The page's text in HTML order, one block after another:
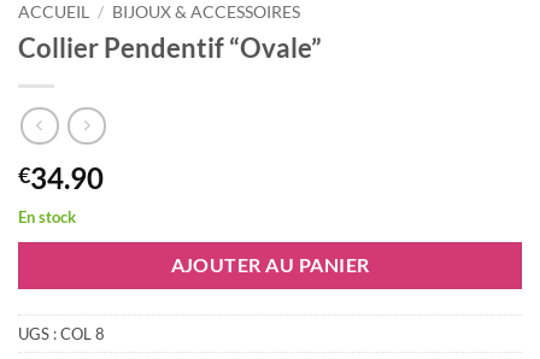
ACCUEIL / BIJOUX & ACCESSOIRES
Collier Pendentif “Ovale”
€34.90
En stock
AJOUTER AU PANIER
UGS :COL 8